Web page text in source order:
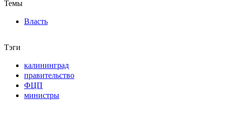
Темы
Власть
Тэги
калининград
правительство
ФЦП
министры